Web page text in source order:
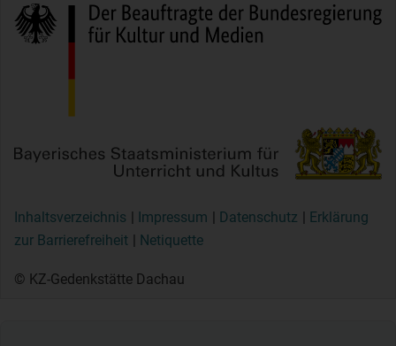
Inhaltsverzeichnis Impressum Datenschutz
Erklärung
zur Barrierefreiheit
Netiquette
© KZ-Gedenkstätte Dachau